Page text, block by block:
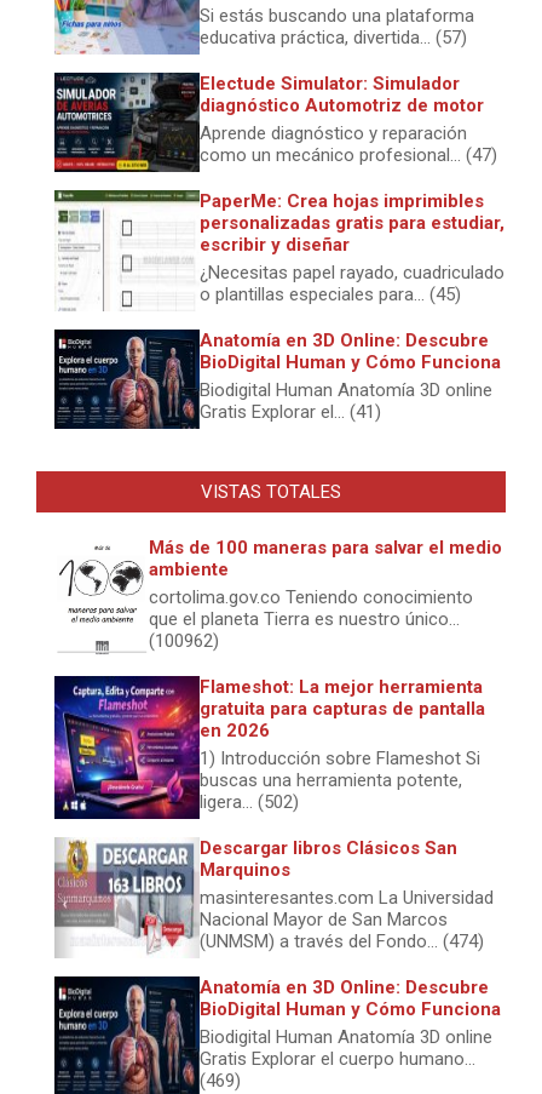
Si estás buscando una plataforma
educativa práctica, divertida... (57)
Electude Simulator: Simulador
diagnóstico Automotriz de motor
Aprende diagnóstico y reparación
como un mecánico profesional... (47)
PaperMe: Crea hojas imprimibles
personalizadas gratis para estudiar,
escribir y diseñar
¿Necesitas papel rayado, cuadriculado
o plantillas especiales para... (45)
Anatomía en 3D Online: Descubre
BioDigital Human y Cómo Funciona
Biodigital Human Anatomía 3D online
Gratis Explorar el... (41)
VISTAS TOTALES
Más de 100 maneras para salvar el medio
ambiente
cortolima.gov.co Teniendo conocimiento
que el planeta Tierra es nuestro único...
(100962)
Flameshot: La mejor herramienta
gratuita para capturas de pantalla
en 2026
1) Introducción sobre Flameshot Si
buscas una herramienta potente,
ligera... (502)
Descargar libros Clásicos San
Marquinos
masinteresantes.com La Universidad
Nacional Mayor de San Marcos
(UNMSM) a través del Fondo... (474)
Anatomía en 3D Online: Descubre
BioDigital Human y Cómo Funciona
Biodigital Human Anatomía 3D online
Gratis Explorar el cuerpo humano...
(469)